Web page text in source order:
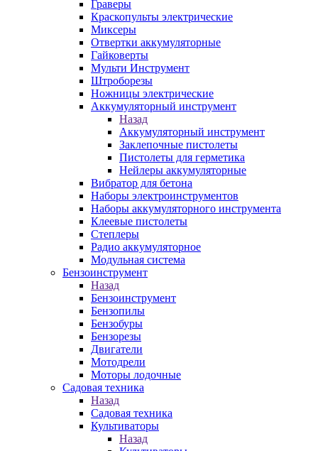
Граверы
Краскопульты электрические
Миксеры
Отвертки аккумуляторные
Гайковерты
Мульти Инструмент
Штроборезы
Ножницы электрические
Аккумуляторный инструмент
Назад
Аккумуляторный инструмент
Заклепочные пистолеты
Пистолеты для герметика
Нейлеры аккумуляторные
Вибратор для бетона
Наборы электроинструментов
Наборы аккумуляторного инструмента
Клеевые пистолеты
Степлеры
Радио аккумуляторное
Модульная система
Бензоинструмент
Назад
Бензоинструмент
Бензопилы
Бензобуры
Бензорезы
Двигатели
Мотодрели
Моторы лодочные
Садовая техника
Назад
Садовая техника
Культиваторы
Назад